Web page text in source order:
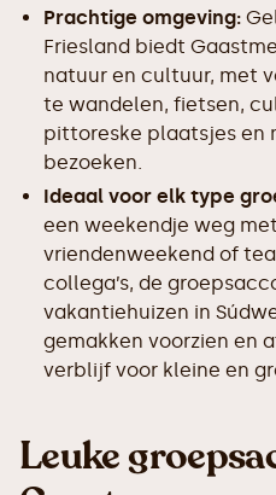
Prachtige omgeving:
Friesland biedt
natuur en cultuur, met
te wandelen, fietsen,
pittoreske plaatsjes en
bezoeken.
Ideaal voor elk type
een weekendje weg
vriendenweekend of
collega’s, de
vakantiehuizen in
gemakken voorzien en
verblijf voor kleine en
Leuke